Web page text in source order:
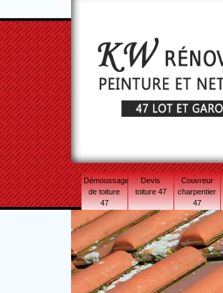
Démoussage
de toiture
47
Devis
toiture 47
Couvreur
charpentier
47